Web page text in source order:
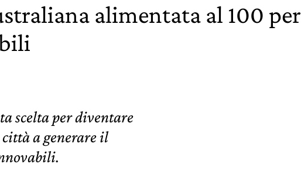
alimentata al 100 per
scelta per diventare
a generare il